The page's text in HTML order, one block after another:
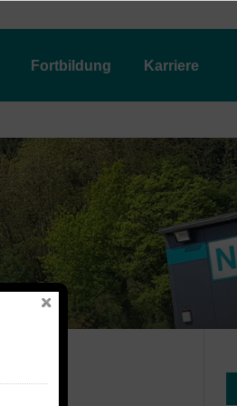
Fortbildung Karriere